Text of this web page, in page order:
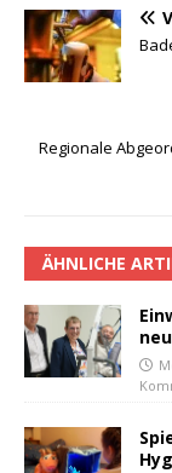
Regionale
ÄHNLICHE